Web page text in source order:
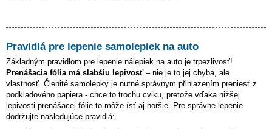
Pravidlá pre lepenie samolepiek na auto
Základným pravidlom pre lepenie nálepiek na auto je trpezlivosť!
Prenášacia fólia má slabšiu lepivosť– nie je to jej chyba, ale
vlastnosť. Členité samolepky je nutné správnym přihlazením preniesť z
podkladového papiera - chce to trochu cviku, pretože vďaka nižšej
lepivosti prenášacej fólie to môže ísť aj horšie. Pre správne lepenie
dodržujte nasledujúce pravidlá: